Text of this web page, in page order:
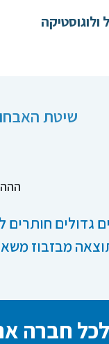
ולוגוסטיקה
שיטת האבחון
גדולים
מבזבוז
חברה